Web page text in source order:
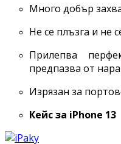
Много добър
Не се плъзга и не
Прилепва
предпазва от
Изрязан за
Кейс за iPhone 13